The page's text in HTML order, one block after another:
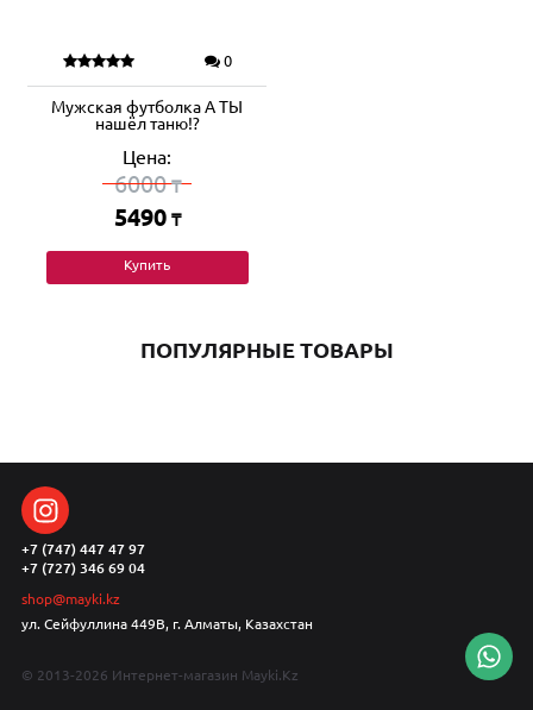
0
Мужская футболка А ТЫ
нашёл таню!?
Цена:
6000₸
5490 ₸
Купить
ПОПУЛЯРНЫЕ ТОВАРЫ
+7 (747) 447 47 97
+7 (727) 346 69 04
shop@mayki.kz
ул. Сейфуллина 449В, г. Алматы, Казахстан
© 2013-2026 Интернет-магазин Mayki.Kz